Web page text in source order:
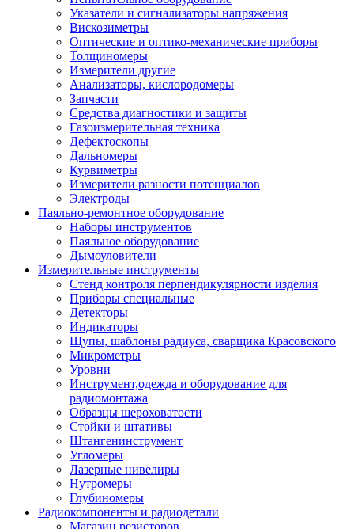
Указатели и сигнализаторы напряжения
Вискозиметры
Оптические и оптико-механические приборы
Толщиномеры
Измерители другие
Анализаторы, кислородомеры
Запчасти
Средства диагностики и защиты
Газоизмерительная техника
Дефектоскопы
Дальномеры
Курвиметры
Измерители разности потенциалов
Электроды
Паяльно-ремонтное оборудование
Наборы инструментов
Паяльное оборудование
Дымоуловители
Измерительные инструменты
Стенд контроля перпендикулярности изделия
Приборы специальные
Детекторы
Индикаторы
Щупы, шаблоны радиуса, сварщика Красовского
Микрометры
Уровни
Инструмент,одежда и оборудование для
радиомонтажа
Образцы шероховатости
Стойки и штативы
Штангенинструмент
Угломеры
Лазерные нивелиры
Нутромеры
Глубиномеры
Радиокомпоненты и радиодетали
Магазин резисторов